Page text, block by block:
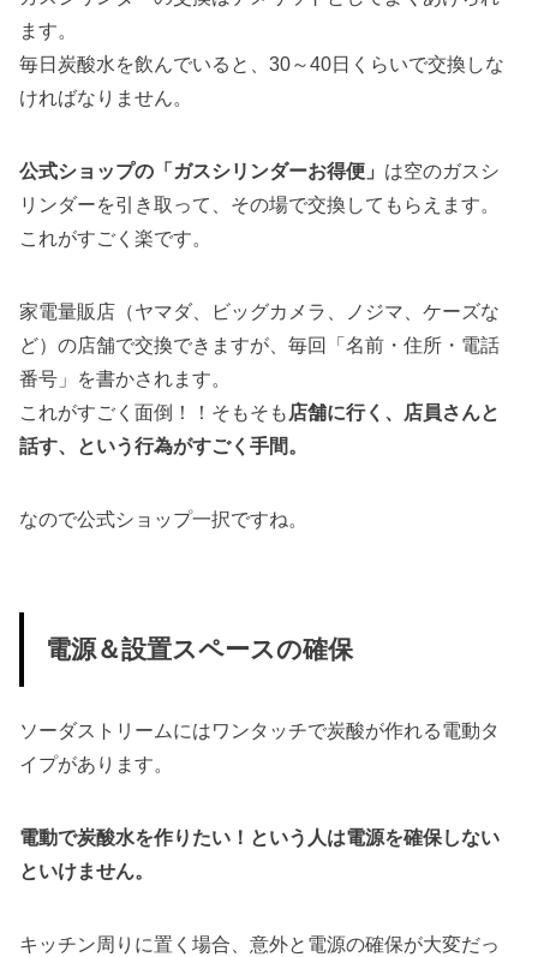
ます。
毎日炭酸水を飲んでいると、30～40日くらいで交換しな
ければなりません。
公式ショップの「ガスシリンダーお得便」 は空のガスシ
リンダーを引き取って、その場で交換してもらえます。
これがすごく楽です。
家電量販店（ヤマダ、ビッグカメラ、ノジマ、ケーズな
ど）の店舗で交換できますが、毎回「名前・住所・電話
番号」を書かされます。
これがすごく面倒！！そもそも 店舗に行く、店員さんと
話す、という行為がすごく手間。
なので公式ショップ一択ですね。
電源＆設置スペースの確保
ソーダストリームにはワンタッチで炭酸が作れる電動タ
イプがあります。
電動で炭酸水を作りたい！という人は電源を確保しない
といけません。
キッチン周りに置く場合、意外と電源の確保が大変だっ